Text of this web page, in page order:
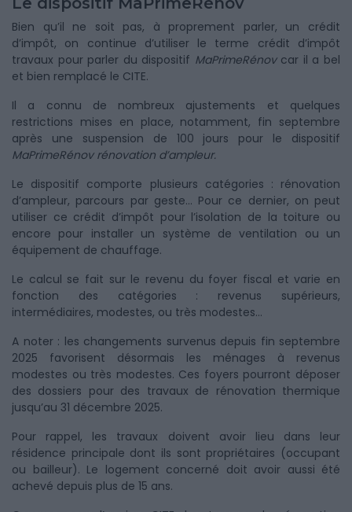
Bien qu’il ne soit pas, à proprement parler, un crédit
d’impôt, on continue d’utiliser le terme crédit d’impôt
travaux pour parler du dispositif MaPrimeRénovcar il a bel
et bien remplacé le CITE.
Il a connu de nombreux ajustements et quelques
restrictions mises en place, notamment, fin septembre
après une suspension de 100 jours pour le dispositif
MaPrimeRénov rénovation d’ampleur.
Le dispositif comporte plusieurs catégories : rénovation
d’ampleur, parcours par geste… Pour ce dernier, on peut
utiliser ce crédit d’impôt pour l’isolation de la toiture ou
encore pour installer un système de ventilation ou un
équipement de chauffage.
Le calcul se fait sur le revenu du foyer fiscal et varie en
fonction des catégories : revenus supérieurs,
intermédiaires, modestes, ou très modestes…
A noter : les changements survenus depuis fin septembre
2025 favorisent désormais les ménages à revenus
modestes ou très modestes. Ces foyers pourront déposer
des dossiers pour des travaux de rénovation thermique
jusqu’au 31 décembre 2025.
Pour rappel, les travaux doivent avoir lieu dans leur
résidence principale dont ils sont propriétaires (occupant
ou bailleur). Le logement concerné doit avoir aussi été
achevé depuis plus de 15 ans.